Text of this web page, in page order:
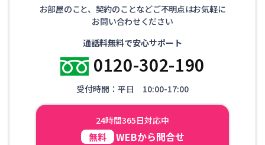
お部屋のこと、契約のことなどご不明点はお気軽に
お問い合わせください
通話料無料で安心サポート
0120-302-190
受付時間：平日 10:00-17:00
24時間365日対応中
無料 WEBから問合せ